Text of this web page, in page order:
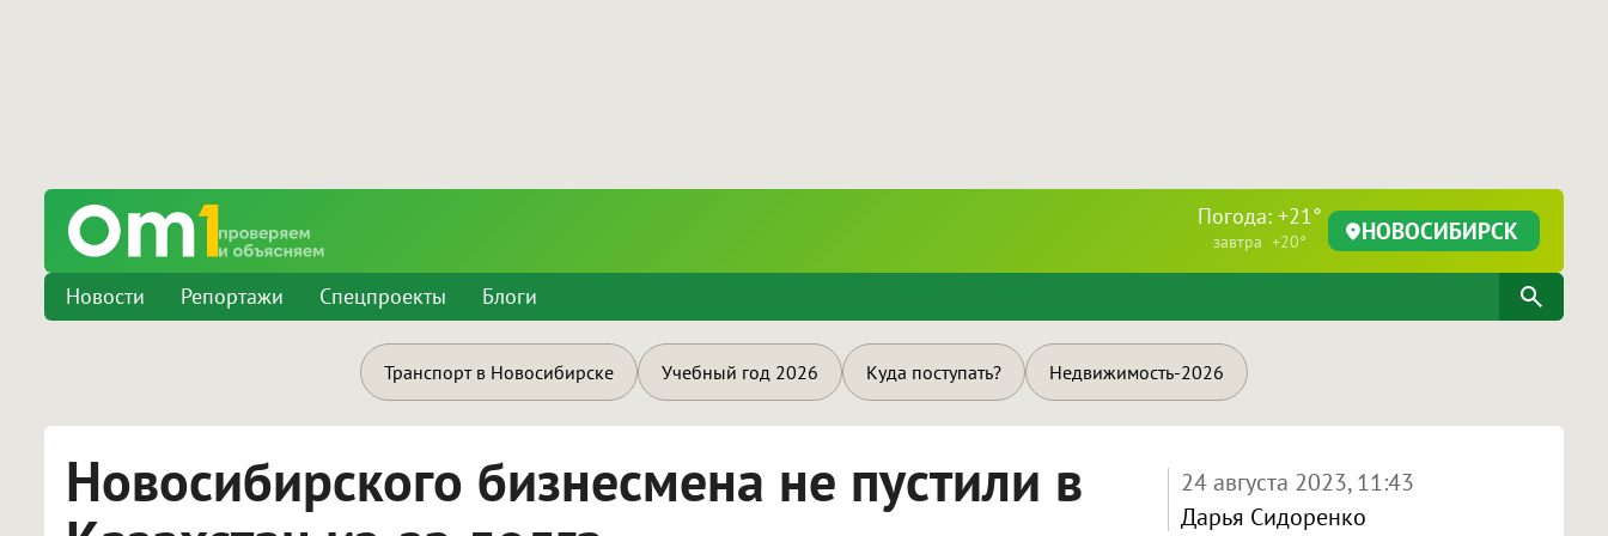
Погода: +21°
завтра +20° НОВОСИБИРСК
Новости Репортажи Спецпроекты Блоги
Транспорт в Новосибирске Учебный год 2026 Куда поступать? Недвижимость-2026
Новосибирского бизнесмена не пустили в
24 августа 2023, 11:43
Дарья Сидоренко